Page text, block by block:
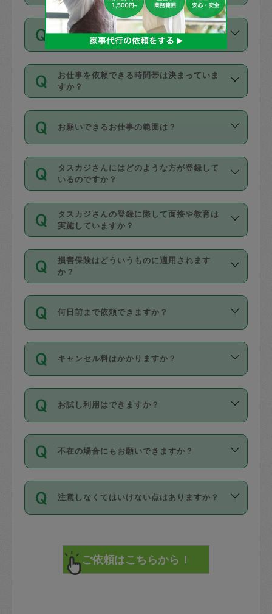
がっていく仕組みになっています。
Diners Club）のみとなります。
カード情報のご登録は、依頼リクエスト
を行う際にご入力ください。プロフィー
ル登録時にはご入力いただかなくても大
丈夫です。
デビットカード・プリペイドカード（Vプ
リカ、au WALLETなど）は支払にはご利
銀行振込や現金払いも対応していませ
なお、タスカジさんの交通費も、依頼料
金のご請求と合わせてお支払いとなりま
動計算で表示されます。
依頼には「スポット」と「定期（毎週｜
隔週）」があり、「定期」の依頼は「ス
ポット」よりお得な料金でご利用できま
す。
定期の最低利用回数は設けていない代わ
りに、一定数を超えたキャンセルは有償
（例：毎週定期の場合は３回以上のキャ
ンセルが有償（1200円、隔週定期の場合
は２回以上のキャンセルが有償（1200
交通費は料金に含まれますか？
交通費は依頼料金とは別途発生し、依頼
料金のご請求と合わせてお支払いとなり
ます。交通費の金額は「依頼の詳細」に
お仕事を依頼できる時間帯は決まっていま
すか？
時間帯は3種類あります。いずれも１回あ
たり３時間です。
・ＡＭ ９時～１２時
・ＰＭ １３時～１６時
・夜 １８時～２１時
開始時間を２時間前後変更することが可
能です。依頼送信後、個別にタスカジさ
んにメッセージを送り調整してくださ
い。ただし、２時間を越えての調整はで
時間も被らない場合、損害保険の対象外
お願いできるお仕事の範囲は？
掃除、整理収納、洗濯、買い物、料理、
作り置きです。タスカジさんによってで
きる仕事の範囲が異なりますので、依頼
する前にタスカジさんのプロフィールで
確認してください。
基本的に、高所での作業や危険作業、屋
外での作業は対象外です。
タスカジさんにはどのような方が登録して
いるのですか？
主婦として長年の家事経験をお持ちの
方、栄養士・調理師といった資格者で保
育園や学校の給食やレストランで料理関
係の専門職に従事されていた方、日本で
すでにハウスキーパーや英語の先生とし
てお仕事をしているフィリピン出身の
社員など様々なバックグラウンドの方が
登録しています。
日本語も話せる方など様々です。
ールに記載していますので、各自の得意
を依頼してください。
タスカジさんの登録に際して面接や教育は
実施していますか？
応募の際に、各自事務局との面接と説明
を行っています。その後、身分証明書の
写真提出をしていただいています。外国
確認しています。タスカジさんトレーニ
ング動画を使ったセルフトレーニングの
現場トライアルを受け、合格したタスカ
ジさんが活動されています。
※テストセンターの講評は１件目のレビュ
参考
【詳細】タスカジさんの登録に際
損害保険はどういうものに適用されます
か？
依頼者とタスカジさんとの間でタスカジ
を通して成立した作業時間内での作業に
適用されます。作業範囲は、掃除、洗
です。作業中に物を壊したり、人にけが
をさせたりした場合が対象で、補償金額
す。
写真を撮り、
詳細FAQ：
損害賠償保険について教えて
何日前まで依頼できますか？
ご依頼は、現在を起点に3日後（72時間
以降）の日時から受付可能となっていま
す。
タスカジさんへ「募集」をかけることが
可能です。
キャンセル料はかかりますか？
キャンセル料には、以下の2種類がありま
す。
1. 直前キャンセル（定期、スポット契約
共通）
72時間を超える※と、以下のキャンセル
料が発生します。
直前キャンセル料：
72時間前〜24時間前＝依頼料金の50%
お試し利用はできますか？
「お試し利用」というメニューはありま
せんが、「一回のみ」依頼を活用するこ
とによって、気に入ったタスカジさんを
まず、条件の合う気になるタスカジさ
みてください。
その後、一番気に入ったタスカジさんに
不在の場合にもお願いできますか？
不在の場合の作業はタスカジさんの同意
が必要です。数回の依頼ののち、タスカ
ジさんと依頼者の間で十分な信頼関係が
てください。
不在時に部屋に入るためにタスカジさん
注意しなくてはいけない点はありますか？
で、必ず鍵のかかるロッカーや金庫に入
れて依頼者の責任の元管理するよう心掛
けてください。